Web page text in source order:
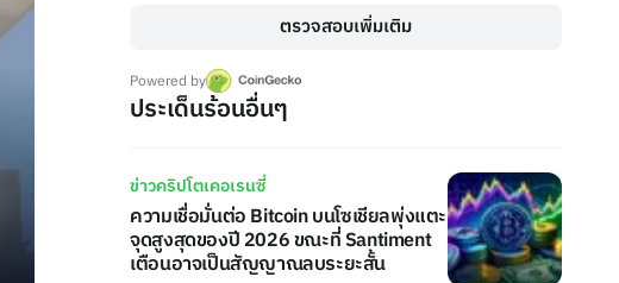
ตรวจสอบเพิ่มเติม
Powered by
ประเด็นร้อนอื่นๆ
ข่าวคริปโตเคอเรนซี่
ความเชื่อมั่นต่อ Bitcoin บนโซเชียลพุ่งแตะ
จุดสูงสุดของปี 2026 ขณะที่ Santiment
เตือนอาจเป็นสัญญาณลบระยะสั้น